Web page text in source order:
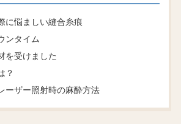
に悩ましい縫合糸痕
ンタイム
を受けました
？
ーザー照射時の麻酔方法